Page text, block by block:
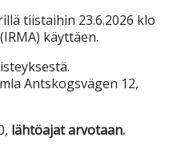
tiistaihin 23.6.2026 klo
käyttäen.
Antskogsvägen 12,
lähtöajat arvotaan.